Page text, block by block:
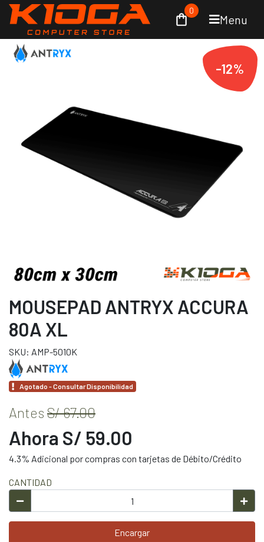
Menu
0
-12%
MOUSEPAD ANTRYX ACCURA
80A XL
SKU: AMP-5010K
Agotado - Consultar Disponibilidad
Antes S/ 67.00
Ahora S/ 59.00
4.3% Adicional por compras con tarjetas de Débito/Crédito
CANTIDAD
Encargar